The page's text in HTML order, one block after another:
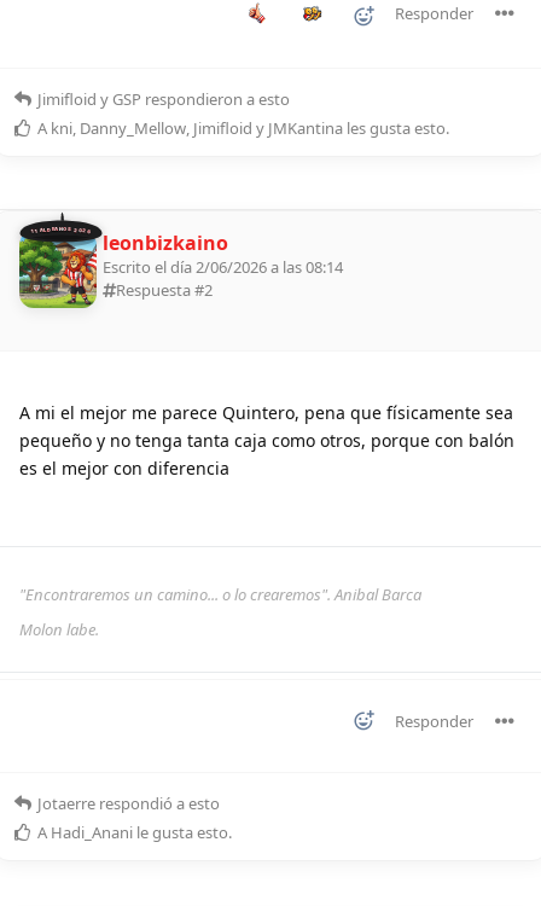
Responder
Jimifloid y GSP respondieron a esto
A kni, Danny_Mellow, Jimifloid y JMKantina les gusta esto.
11 ALDEANOS 2026 leonbizkaino
Escrito el día 2/06/2026 a las 08:14
Respuesta #2
A mi el mejor me parece Quintero, pena que físicamente sea
pequeño y no tenga tanta caja como otros, porque con balón
es el mejor con diferencia
"Encontraremos un camino... o lo crearemos". Anibal Barca
Molon labe.
Responder
Jotaerre respondió a esto
A Hadi_Anani le gusta esto.